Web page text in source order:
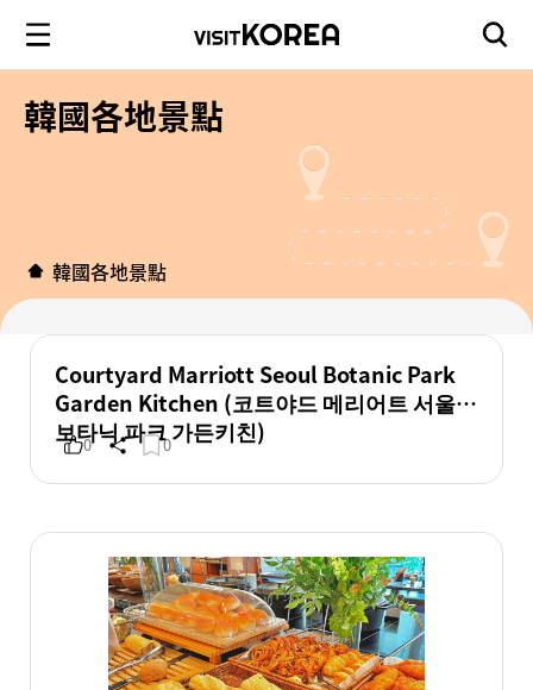
韓國各地景點
韓國各地景點
Courtyard Marriott Seoul Botanic Park
Garden Kitchen (코트야드 메리어트 서울
보타닉 파크 가든키친)
0 0